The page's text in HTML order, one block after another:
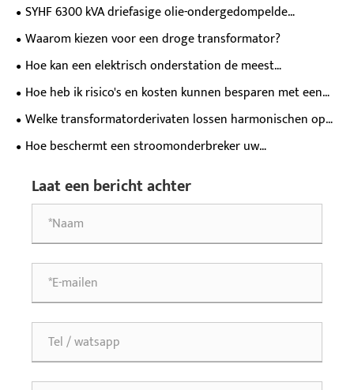
SYHF 6300 kVA driefasige olie-ondergedompelde
transformator krijgt brede bekendheid in Azerbeidzjan, te
zien op lokale televisie
Waarom kiezen voor een droge transformator?
Hoe kan een elektrisch onderstation de meest
betrouwbare asset in mijn netwerk worden?
Hoe heb ik risico's en kosten kunnen besparen met een
olie-ondergedompelde transformator-upgrade?
Welke transformatorderivaten lossen harmonischen op
snellaadlocaties voor elektrische voertuigen op?
Hoe beschermt een stroomonderbreker uw
Laat een bericht achter